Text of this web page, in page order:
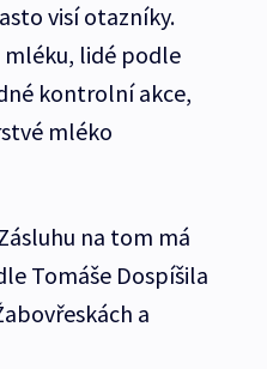
visí otazníky.
mléku, lidé podle
kontrolní akce,
mléko
na tom má
Tomáše Dospíšila
a